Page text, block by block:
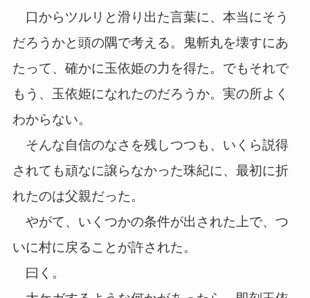
口からツルリと滑り出た言葉に、本当にそう
だろうかと頭の隅で考える。鬼斬丸を壊すにあ
たって、確かに玉依姫の力を得た。でもそれで
もう、玉依姫になれたのだろうか。実の所よく
わからない。
そんな自信のなさを残しつつも、いくら説得
されても頑なに譲らなかった珠紀に、最初に折
れたのは父親だった。
やがて、いくつかの条件が出された上で、つ
いに村に戻ることが許された。
曰く。